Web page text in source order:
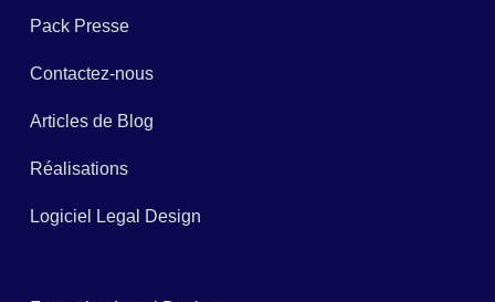
Pack Presse
Contactez-nous
Articles de Blog
Réalisations
Logiciel Legal Design